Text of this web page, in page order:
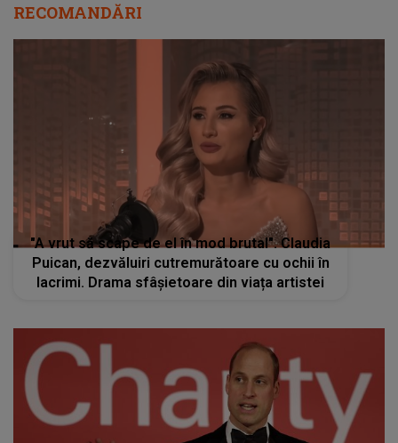
RECOMANDĂRI
"A vrut să scape de el în mod brutal". Claudia
Puican, dezvăluiri cutremurătoare cu ochii în
lacrimi. Drama sfâșietoare din viața artistei